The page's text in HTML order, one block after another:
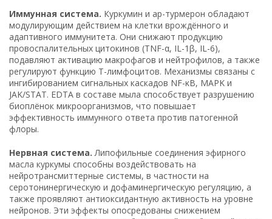
Иммунная система. Куркумин и ар-турмерон обладают
модулирующим действием на клетки врождённого и
адаптивного иммунитета. Они снижают продукцию
провоспалительных цитокинов (TNF-α, IL-1β, IL-6),
подавляют активацию макрофагов и нейтрофилов, а также
регулируют функцию T-лимфоцитов. Механизмы связаны с
ингибированием сигнальных каскадов NF-κB, MAPK и
JAK/STAT. EDTA в составе мыла способствует разрушению
биоплёнок микроорганизмов, что повышает
эффективность иммунного ответа против патогенной
флоры.
Нервная система. Липофильные соединения эфирного
масла куркумы способны воздействовать на
нейротрансмиттерные системы, в частности на
серотонинергическую и дофаминергическую регуляцию, а
также проявляют антиоксидантную активность на уровне
нейронов. Эти эффекты опосредованы снижением